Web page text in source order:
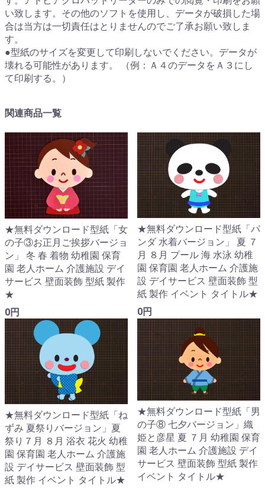
い致します。その他のソフトを使用し、データが破損した場
合は当方は一切責任はとりませんのでご了承お願い致しま
す。
●型紙のサイズを変更して印刷しないでください。データが
壊れる可能性があります。 （例：Ａ４のデータをＡ３にし
て印刷する。）
関連商品一覧
★無料ダウンロード型紙「女
の子③お正月ご挨拶バージョ
ン」 冬 春 着物 幼稚園 保育
園 老人ホーム 介護施設 デイ
サービス 壁面装飾 型紙 製作
★
0円
★無料ダウンロード型紙「パ
ンダ 水着バージョン」 夏 ７
月 ８月 プール 海 水泳 幼稚
園 保育園 老人ホーム 介護施
設 デイサービス 壁面装飾 型
紙 製作 イベント タイトル★
0円
★無料ダウンロード型紙「ね
ずみ 夏祭りバージョン」夏
祭り７月 ８月 浴衣 花火 幼稚
園 保育園 老人ホーム 介護施
設 デイサービス 壁面装飾 型
紙 製作 イベント タイトル★
★無料ダウンロード型紙「男
の子⑧ 七夕バージョン」織
姫と彦星 夏 ７月 幼稚園 保育
園 老人ホーム 介護施設 デイ
サービス 壁面装飾 型紙 製作
イベント タイトル★